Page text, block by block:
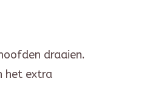
draaien.
het extra